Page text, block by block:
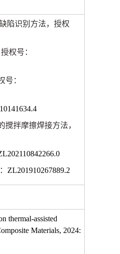
陷识别方法，授权
权号：
：
拌摩擦焊接方法，
ZL201910267889.2
thermal-assisted
Materials, 2024: